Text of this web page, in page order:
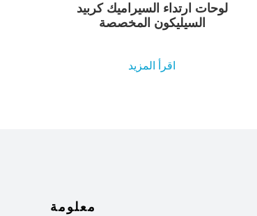
لوحات ارتداء السيراميك كربيد
السيليكون المخصصة
اقرأ المزيد
معلومة